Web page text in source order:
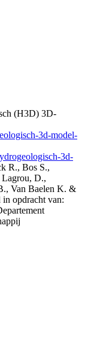
(H3D) 3D-
3d-model-
3d-
R., Bos S.,
D.,
Van Baelen K. &
opdracht van: